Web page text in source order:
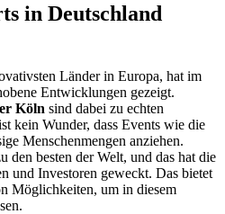
in Deutschland
Länder in Europa, hat im
Entwicklungen gezeigt.
Köln sind dabei zu echten
kein Wunder, dass Events wie die
Menschenmengen anziehen.
den besten der Welt, und das hat die
und Investoren geweckt. Das bietet
Möglichkeiten, um in diesem